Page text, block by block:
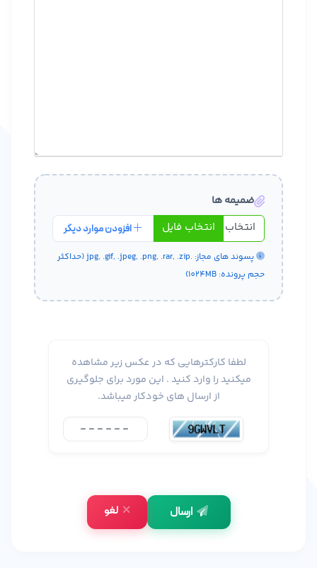
ضمیمه ها
انتخاب فایل افزودن موارد دیگر
پسوند های مجاز: .jpg, .gif, .jpeg, .png, .rar, .zip (حداکثر
حجم پرونده: 1024MB)
لطفا کارکترهایی که در عکس زیر مشاهده
میکنید را وارد کنید . این مورد برای جلوگیری
از ارسال های خودکار میباشد.
ارسال لغو